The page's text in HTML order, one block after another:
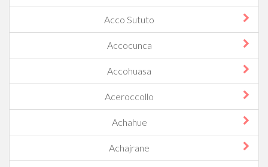
Acco Sututo
Accocunca
Accohuasa
Aceroccollo
Achahue
Achajrane